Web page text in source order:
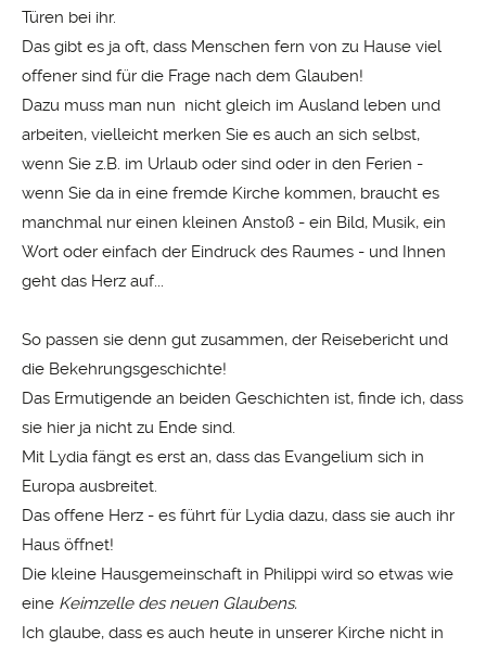
Türen bei ihr.
Das gibt es ja oft, dass Menschen fern von zu Hause viel
offener sind für die Frage nach dem Glauben!
Dazu muss man nun nicht gleich im Ausland leben und
arbeiten, vielleicht merken Sie es auch an sich selbst,
wenn Sie z.B. im Urlaub oder sind oder in den Ferien -
wenn Sie da in eine fremde Kirche kommen, braucht es
manchmal nur einen kleinen Anstoß - ein Bild, Musik, ein
Wort oder einfach der Eindruck des Raumes - und Ihnen
geht das Herz auf...
So passen sie denn gut zusammen, der Reisebericht und
die Bekehrungsgeschichte!
Das Ermutigende an beiden Geschichten ist, finde ich, dass
sie hier ja nicht zu Ende sind.
Mit Lydia fängt es erst an, dass das Evangelium sich in
Europa ausbreitet.
Das offene Herz - es führt für Lydia dazu, dass sie auch ihr
Haus öffnet!
Die kleine Hausgemeinschaft in Philippi wird so etwas wie
eine Keimzelle des neuen Glaubens.
Ich glaube, dass es auch heute in unserer Kirche nicht in